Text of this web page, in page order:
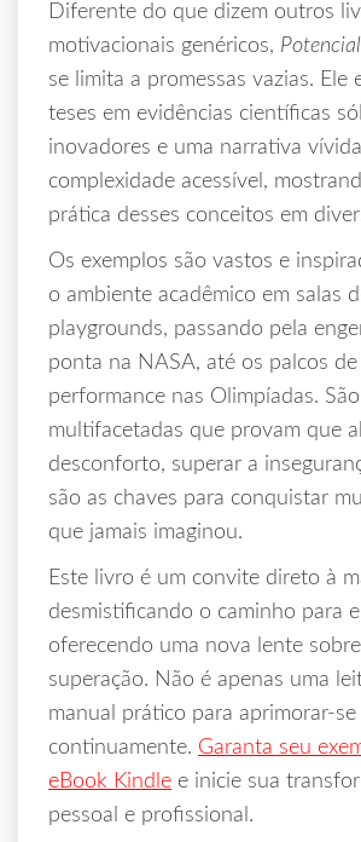
Diferente do que dizem outros
motivacionais genéricos,
se limita a promessas vazias. Ele
teses em evidências científicas
inovadores e uma narrativa
complexidade acessível,
prática desses conceitos em
Os exemplos são vastos e
o ambiente acadêmico em salas
playgrounds, passando pela
ponta na NASA, até os palcos de
performance nas Olimpíadas.
multifacetadas que provam que
desconforto, superar a
são as chaves para conquistar
que jamais imaginou.
Este livro é um convite direto à
desmistificando o caminho para
oferecendo uma nova lente
superação. Não é apenas uma
manual prático para aprimorar-se
continuamente. Garanta seu
eBook Kindle e inicie sua
pessoal e profissional.